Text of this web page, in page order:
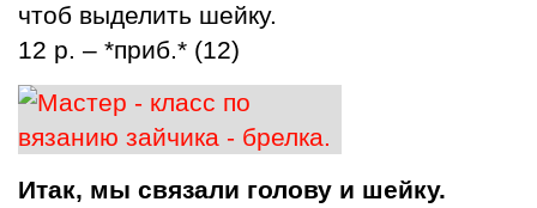
чтоб выделить шейку.
12 р. – *приб.* (12)
Итак, мы связали голову и шейку.